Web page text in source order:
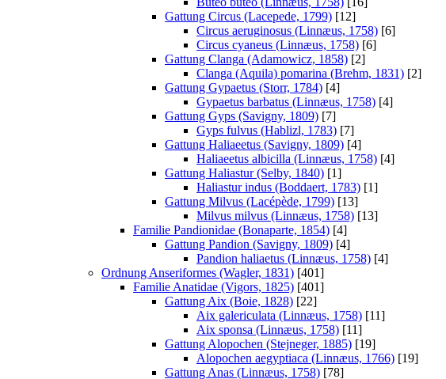
Gattung Circus (Lacepede, 1799) [12]
Circus aeruginosus (Linnæus, 1758) [6]
Circus cyaneus (Linnæus, 1758) [6]
Gattung Clanga (Adamowicz, 1858) [2]
Clanga (Aquila) pomarina (Brehm, 1831) [2]
Gattung Gypaetus (Storr, 1784) [4]
Gypaetus barbatus (Linnæus, 1758) [4]
Gattung Gyps (Savigny, 1809) [7]
Gyps fulvus (Hablizl, 1783) [7]
Gattung Haliaeetus (Savigny, 1809) [4]
Haliaeetus albicilla (Linnæus, 1758) [4]
Gattung Haliastur (Selby, 1840) [1]
Haliastur indus (Boddaert, 1783) [1]
Gattung Milvus (Lacépède, 1799) [13]
Milvus milvus (Linnæus, 1758) [13]
Familie Pandionidae (Bonaparte, 1854) [4]
Gattung Pandion (Savigny, 1809) [4]
Pandion haliaetus (Linnæus, 1758) [4]
Ordnung Anseriformes (Wagler, 1831) [401]
Familie Anatidae (Vigors, 1825) [401]
Gattung Aix (Boie, 1828) [22]
Aix galericulata (Linnæus, 1758) [11]
Aix sponsa (Linnæus, 1758) [11]
Gattung Alopochen (Stejneger, 1885) [19]
Alopochen aegyptiaca (Linnæus, 1766) [19]
Gattung Anas (Linnæus, 1758) [78]